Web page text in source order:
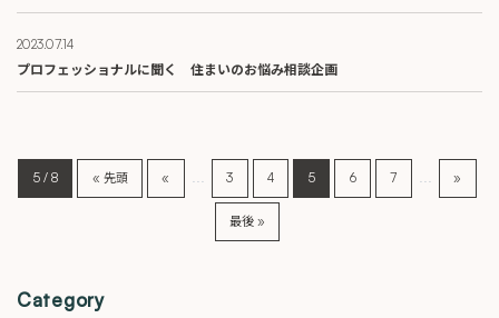
2023.07.14
プロフェッショナルに聞く 住まいのお悩み相談企画
5 / 8 « 先頭 « ... 3 4 5 6 7 ... »
最後 »
Category